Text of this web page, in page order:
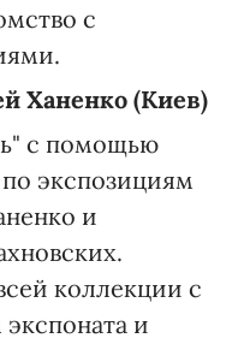
с
Ханенко (Киев)
с помощью
по экспозициям
и
коллекции с
и